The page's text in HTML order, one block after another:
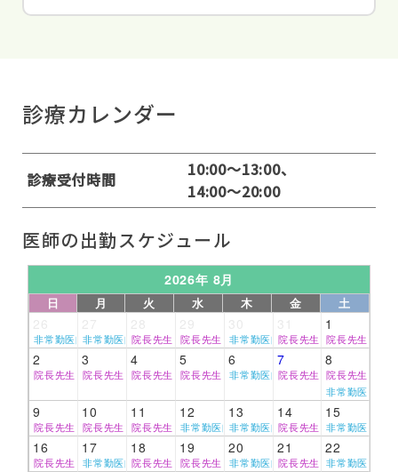
診療カレンダー
診療受付時間
10:00～13:00、
14:00～20:00
医師の出勤スケジュール
2026年 8月
日 月 火 水 木 金 土
1
非常勤医師非常勤医師院長先生 院長先生 非常勤医師院長先生 院長先生
2 3 4 5 6 7 8
院長先生 院長先生 院長先生 院長先生 非常勤医師院長先生 院長先生
非常勤医師
9 10 11 12 13 14 15
院長先生 院長先生 院長先生 非常勤医師非常勤医師院長先生 非常勤医師
16 17 18 19 20 21 22
院長先生 非常勤医師院長先生 院長先生 非常勤医師院長先生 非常勤医師